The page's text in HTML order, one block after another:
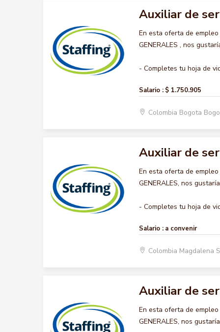
Auxiliar de
En esta oferta de empleo
GENERALES , nos
- Completes tu hoja de
Salario : $ 1.750.905
Colombia Bogota
Auxiliar de
En esta oferta de empleo
GENERALES, nos
- Completes tu hoja de
Salario : a convenir
Colombia Magdalena
Auxiliar de
En esta oferta de empleo
GENERALES, nos